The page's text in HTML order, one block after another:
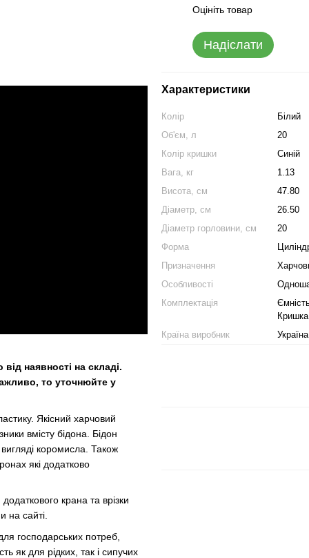
наявності на складі.
то уточнюйте у
Якісний харчовий
вмісту бідона. Бідон
коромисла. Також
які додатково
крана та врізки
на сайті.
господарських потреб,
як для рідких, так і сипучих
Оцініть товар
Надіслати
Характеристики
Колір
Білий
Об'єм, л
20
Колір кришки
Синій
Вага, кг
1.13
Висота, см
47.80
Діаметр, см
26.50
Діаметр горловини, см
20
Форма
Призначення
Особливості
Комплектація
Країна виробник
Україна